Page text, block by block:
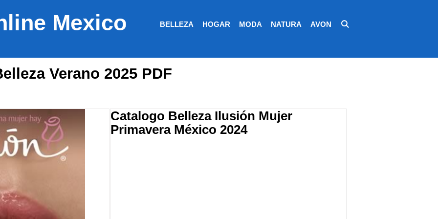
Mexico BELLEZA HOGAR MODA NATURA AVON
Verano 2025 PDF
Catalogo Belleza Ilusión Mujer
Primavera México 2024